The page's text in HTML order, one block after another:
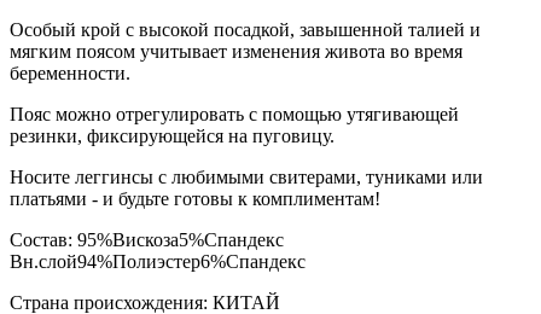
Особый крой с высокой посадкой, завышенной талией и
мягким поясом учитывает изменения живота во время
беременности.
Пояс можно отрегулировать с помощью утягивающей
резинки, фиксирующейся на пуговицу.
Носите леггинсы с любимыми свитерами, туниками или
платьями - и будьте готовы к комплиментам!
Состав: 95%Вискоза5%Спандекс
Вн.слой94%Полиэстер6%Спандекс
Страна происхождения: КИТАЙ